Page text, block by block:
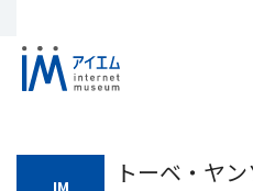
IM
トーベ・ヤ